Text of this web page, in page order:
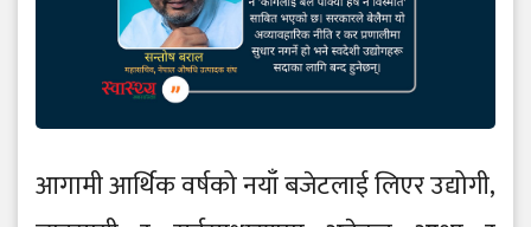
आगामी आर्थिक वर्षको नयाँ बजेटलाई लिएर उद्योगी,